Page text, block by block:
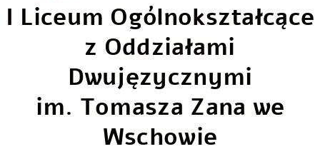
I Liceum Ogólnokształcące
z Oddziałami
Dwujęzycznymi
im. Tomasza Zana we
Wschowie